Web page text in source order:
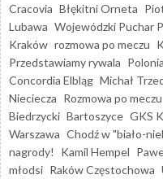
Cracovia Błękitni Orneta
Lubawa Wojewódzki Puchar
Kraków rozmowa po meczu
Przedstawiamy rywala
Concordia Elbląg Michał
Nieciecza Rozmowa po meczu
Biedrzycki Bartoszyce GKS
Warszawa Chodź w "biało-
nagrody!
Kamil Hempel
młodsi Raków Częstochowa